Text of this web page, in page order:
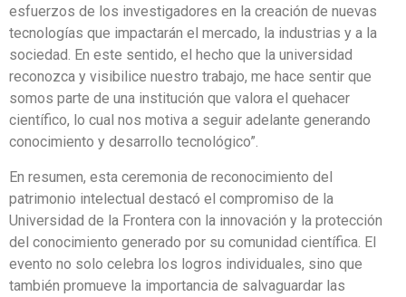
esfuerzos de los investigadores en la creación de nuevas
tecnologías que impactarán el mercado, la industrias y a la
sociedad. En este sentido, el hecho que la universidad
reconozca y visibilice nuestro trabajo, me hace sentir que
somos parte de una institución que valora el quehacer
científico, lo cual nos motiva a seguir adelante generando
conocimiento y desarrollo tecnológico”.
En resumen, esta ceremonia de reconocimiento del
patrimonio intelectual destacó el compromiso de la
Universidad de la Frontera con la innovación y la protección
del conocimiento generado por su comunidad científica. El
evento no solo celebra los logros individuales, sino que
también promueve la importancia de salvaguardar las